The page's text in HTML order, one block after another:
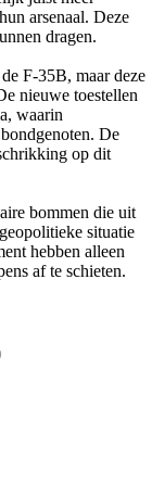
arsenaal. Deze
dragen.
F-35B, maar deze
nieuwe toestellen
waarin
De
op dit
bommen die uit
situatie
hebben alleen
af te schieten.